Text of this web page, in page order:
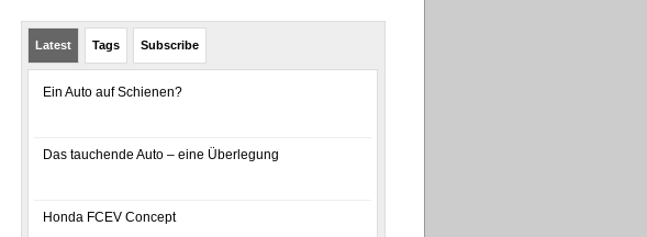
Renault Rolls-Royce
Latest Tags Subscribe
Ein Auto auf Schienen?
Das tauchende Auto – eine Überlegung
Honda FCEV Concept